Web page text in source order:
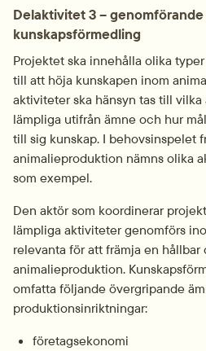
Delaktivitet 3 – genomförande
kunskapsförmedling
Projektet ska innehålla olika
till att höja kunskapen inom
aktiviteter ska hänsyn tas till
lämpliga utifrån ämne och hur
till sig kunskap. I behovsinspelet
animalieproduktion nämns olika
som exempel.
Den aktör som koordinerar
lämpliga aktiviteter genomförs
relevanta för att främja en hållbar
animalieproduktion.
omfatta följande övergripande
produktionsinriktningar:
företagsekonomi